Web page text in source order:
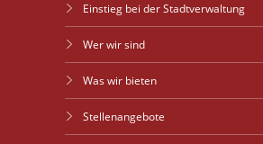
Einstieg bei der Stadtverwaltung
Wer wir sind
Was wir bieten
Stellenangebote